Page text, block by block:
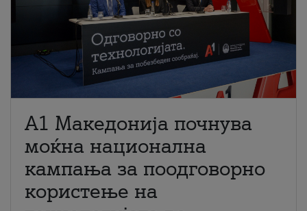
A1 Македонија почнува
моќна национална
кампања за поодговорно
користење на